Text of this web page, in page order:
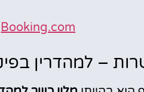
Booking.com
– למהדרין